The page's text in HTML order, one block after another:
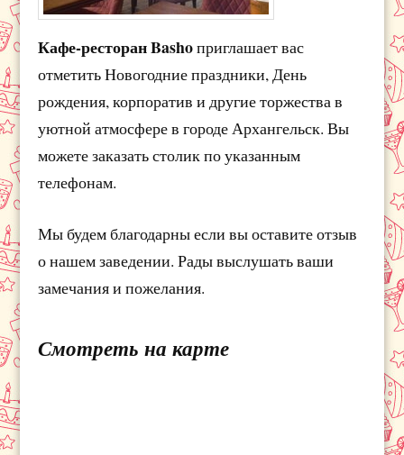
Кафе-ресторан Bashoприглашает вас
отметить Новогодние праздники, День
рождения, корпоратив и другие торжества в
уютной атмосфере в городе Архангельск. Вы
можете заказать столик по указанным
телефонам.
Мы будем благодарны если вы оставите отзыв
о нашем заведении. Рады выслушать ваши
замечания и пожелания.
Смотреть на карте